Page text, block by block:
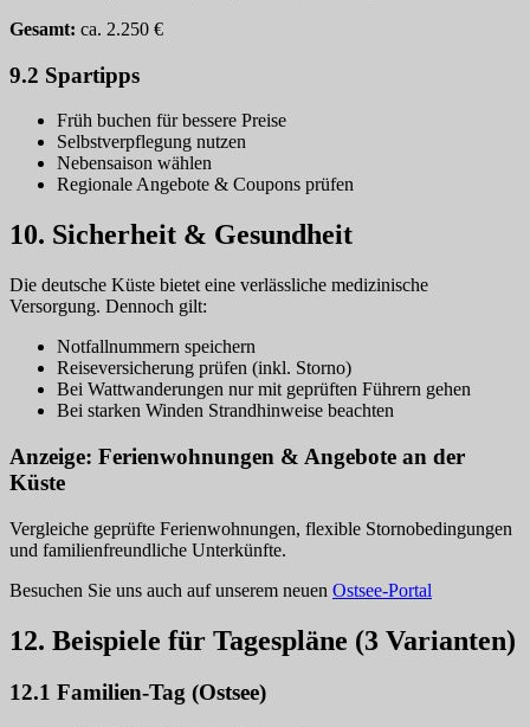
Gesamt: ca. 2.250 €
9.2 Spartipps
Früh buchen für bessere Preise
Selbstverpflegung nutzen
Nebensaison wählen
Regionale Angebote & Coupons prüfen
10. Sicherheit & Gesundheit
Die deutsche Küste bietet eine verlässliche medizinische
Versorgung. Dennoch gilt:
Notfallnummern speichern
Reiseversicherung prüfen (inkl. Storno)
Bei Wattwanderungen nur mit geprüften Führern gehen
Bei starken Winden Strandhinweise beachten
Anzeige: Ferienwohnungen & Angebote an der
Küste
Vergleiche geprüfte Ferienwohnungen, flexible Stornobedingungen
und familienfreundliche Unterkünfte.
Besuchen Sie uns auch auf unserem neuen Ostsee-Portal
12. Beispiele für Tagespläne (3 Varianten)
12.1 Familien‑Tag (Ostsee)